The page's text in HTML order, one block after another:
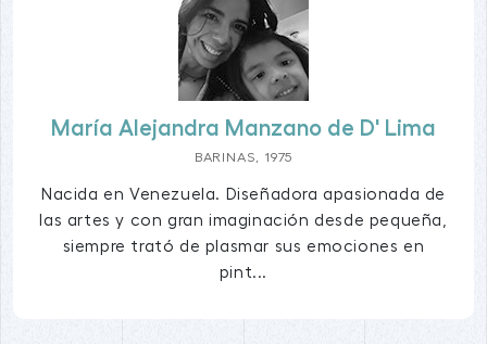
María Alejandra Manzano de D' Lima
BARINAS, 1975
Nacida en Venezuela. Diseñadora apasionada de
las artes y con gran imaginación desde pequeña,
siempre trató de plasmar sus emociones en
pint...